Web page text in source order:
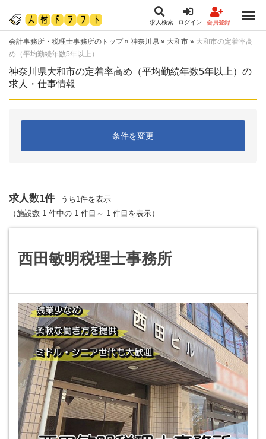
求人検索 ログイン 会員登録
会計事務所・税理士事務所のトップ» 神奈川県 » 大和市 » 大和市の定着率高
め（平均勤続年数5年以上）
神奈川県大和市の定着率高め（平均勤続年数5年以上）の
求人・仕事情報
条件を変更
求人数1件
うち1件を表示
（施設数 1 件中の 1 件目～ 1 件目を表示）
西田敏明税理士事務所